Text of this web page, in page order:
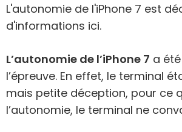
L'autonomie de l'iPhone 7 est
d'informations ici.
L’autonomie de l’iPhone 7 a
l’épreuve. En effet, le terminal
mais petite déception, pour ce
l’autonomie, le terminal ne